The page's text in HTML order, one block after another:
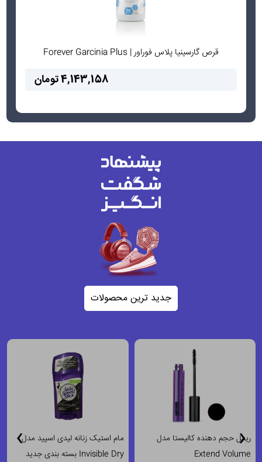
قرص گارسینیا پلاس فوراور | Forever Garcinia Plus
4,143,158 تومان
جدید ترین محصولات
ریمل حجم دهنده کالیستا مدل
Extend Volume
مام استیک زنانه لیدی اسپید مدل
Invisible Dry بسته بندی جدید
‹
›